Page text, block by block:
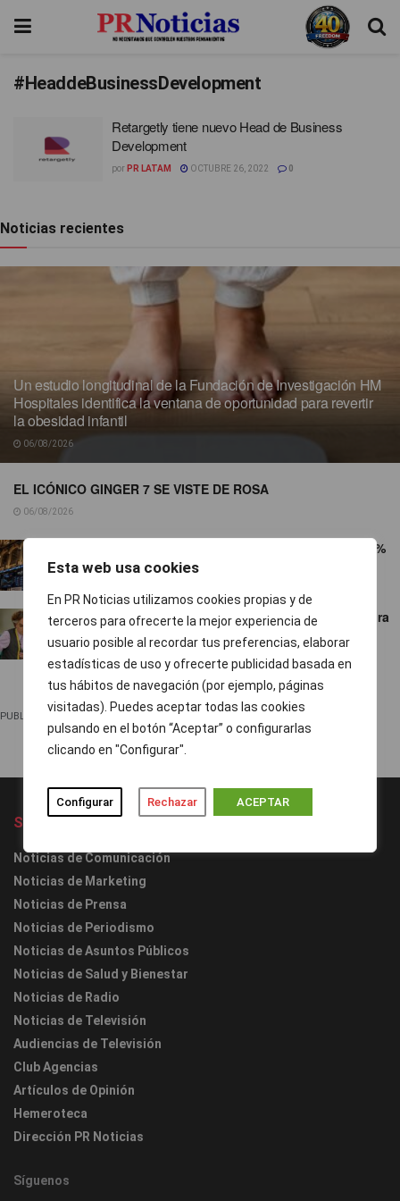
Esta web usa cookies
En PR Noticias utilizamos cookies propias y de
terceros para ofrecerte la mejor experiencia de
usuario posible al recordar tus preferencias, elaborar
estadísticas de uso y ofrecerte publicidad basada en
tus hábitos de navegación (por ejemplo, páginas
visitadas). Puedes aceptar todas las cookies
pulsando en el botón “Aceptar” o configurarlas
clicando en "Configurar".
Configurar Rechazar ACEPTAR
#HeaddeBusinessDevelopment
Retargetly tiene nuevo Head de Business
Development
por PR LATAM OCTUBRE 26, 2022 0
Noticias recientes
Un estudio longitudinal de la Fundación de Investigación HM
Hospitales identifica la ventana de oportunidad para revertir
la obesidad infantil
06/08/2026
EL ICÓNICO GINGER 7 SE VISTE DE ROSA
06/08/2026
El Ibex 35 arranca la sesión con subidas del 0,5%
06/08/2026
‘¡Salta!’ le gana el pulso a ‘Maestros de la costura
celebrity’
PUBLICIDAD
Secciones
Noticias de Comunicación
Noticias de Marketing
Noticias de Prensa
Noticias de Periodismo
Noticias de Asuntos Públicos
Noticias de Salud y Bienestar
Noticias de Radio
Noticias de Televisión
Audiencias de Televisión
Club Agencias
Artículos de Opinión
Hemeroteca
Dirección PR Noticias
Síguenos